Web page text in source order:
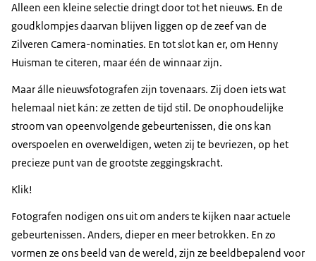
Alleen een kleine selectie dringt door tot het nieuws. En de
goudklompjes daarvan blijven liggen op de zeef van de
Zilveren Camera-nominaties. En tot slot kan er, om Henny
Huisman te citeren, maar één de winnaar zijn.
Maar álle nieuwsfotografen zijn tovenaars. Zij doen iets wat
helemaal niet kán: ze zetten de tijd stil. De onophoudelijke
stroom van opeenvolgende gebeurtenissen, die ons kan
overspoelen en overweldigen, weten zij te bevriezen, op het
precieze punt van de grootste zeggingskracht.
Klik!
Fotografen nodigen ons uit om anders te kijken naar actuele
gebeurtenissen. Anders, dieper en meer betrokken. En zo
vormen ze ons beeld van de wereld, zijn ze beeldbepalend voor